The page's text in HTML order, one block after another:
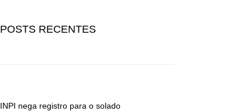
POSTS RECENTES
INPI nega registro para o solado